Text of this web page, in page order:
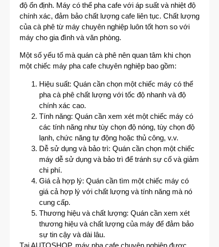
độ ổn định. Máy có thể pha cafe với áp suất và nhiệt độ
chính xác, đảm bảo chất lượng cafe liên tục. Chất lượng
của cà phê từ máy chuyên nghiệp luôn tốt hơn so với
máy cho gia đình và văn phòng.
Một số yếu tố mà quán cà phê nên quan tâm khi chọn
một chiếc máy pha cafe chuyên nghiệp bao gồm:
Hiệu suất: Quán cần chọn một chiếc máy có thể
pha cà phê chất lượng với tốc độ nhanh và độ
chính xác cao.
Tính năng: Quán cần xem xét một chiếc máy có
các tính năng như tùy chọn độ nóng, tùy chọn độ
lạnh, chức năng tự động hoặc thủ công, v.v.
Dễ sử dụng và bảo trì: Quán cần chọn một chiếc
máy dễ sử dụng và bảo trì để tránh sự cố và giảm
chi phí.
Giá cả hợp lý: Quán cần tìm một chiếc máy có
giá cả hợp lý với chất lượng và tính năng mà nó
cung cấp.
Thương hiệu và chất lượng: Quán cần xem xét
thương hiệu và chất lượng của máy để đảm bảo
sự tin cậy và dài lâu.
Tại AUTOSHOP, máy pha cafe chuyên nghiệp được